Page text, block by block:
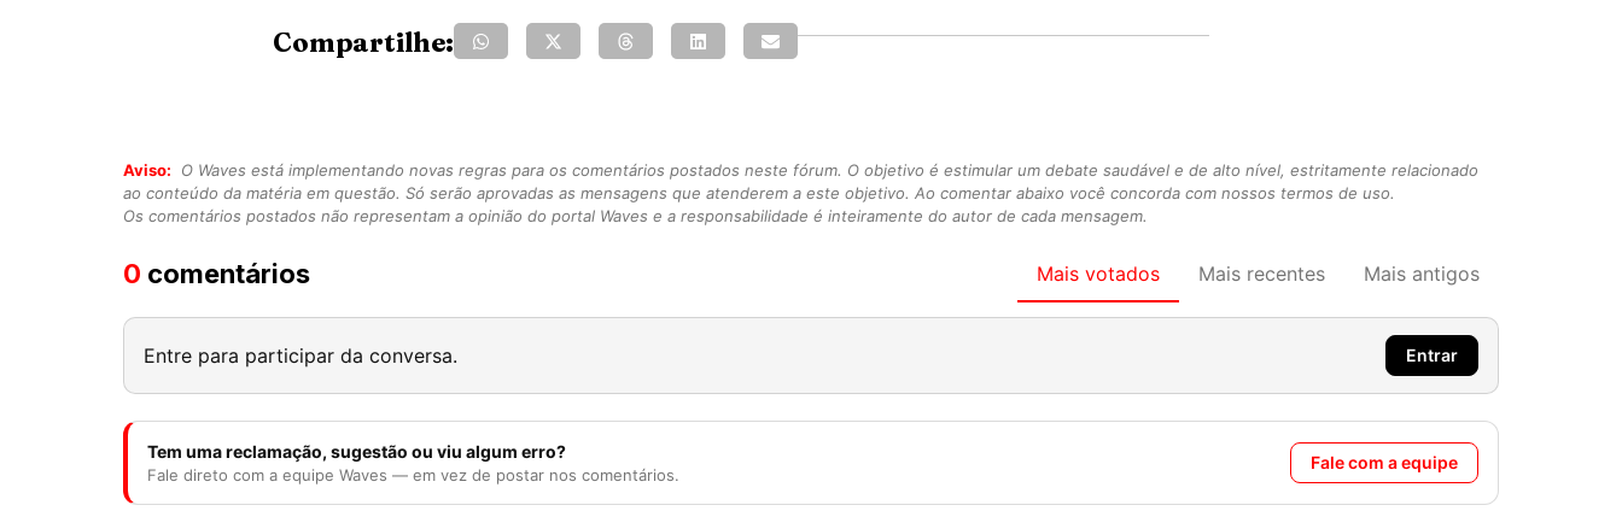
Compartilhe:
Aviso:
O Waves está implementando novas regras para os comentários postados neste fórum. O objetivo é estimular um debate saudável e de alto nível, estritamente relacionado
ao conteúdo da matéria em questão. Só serão aprovadas as mensagens que atenderem a este objetivo. Ao comentar abaixo você concorda com nossos termos de uso.
Os comentários postados não representam a opinião do portal Waves e a responsabilidade é inteiramente do autor de cada mensagem.
0 comentários Mais votados Mais recentes Mais antigos
Entre para participar da conversa. Entrar
Tem uma reclamação, sugestão ou viu algum erro?
Fale direto com a equipe Waves — em vez de postar nos comentários.
Fale com a equipe